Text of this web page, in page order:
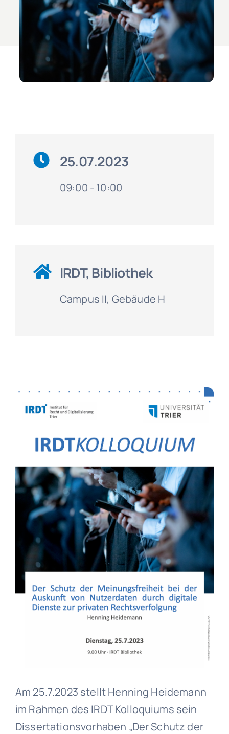
25.07.2023
09:00 - 10:00
IRDT, Bibliothek
Campus II, Gebäude H
Am 25.7.2023 stellt Henning Heidemann
im Rahmen des IRDT Kolloquiums sein
Dissertationsvorhaben „Der Schutz der